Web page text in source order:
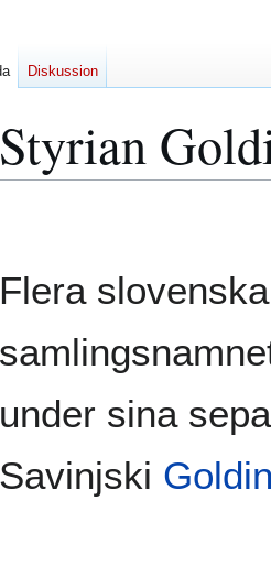
Styrian
Flera
under sina
Savinjski
Diskussion